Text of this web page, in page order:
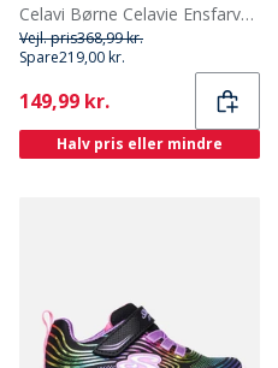
Celavi Børne Celavie Ensfarvet PU Basis Regntøjs Sæt Buckthorn Brown
Vejl. pris368,99 kr.
Spare219,00 kr.
Current
149,99 kr.
Halv pris eller mindre